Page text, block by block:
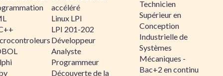
accéléré
Linux LPI
LPI 201-202
Développeur
Analyste
Programmeur
Découverte de la
Technicien
Supérieur en
Conception
Industrielle de
Systèmes
Mécaniques -
Bac+2 en continu